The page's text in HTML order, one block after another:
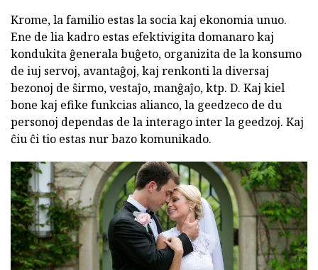
Krome, la familio estas la socia kaj ekonomia unuo.
Ene de lia kadro estas efektivigita domanaro kaj
kondukita ĝenerala buĝeto, organizita de la konsumo
de iuj servoj, avantaĝoj, kaj renkonti la diversaj
bezonoj de ŝirmo, vestaĵo, manĝaĵo, ktp. D. Kaj kiel
bone kaj efike funkcias alianco, la geedzeco de du
personoj dependas de la interago inter la geedzoj. Kaj
ĉiu ĉi tio estas nur bazo komunikado.